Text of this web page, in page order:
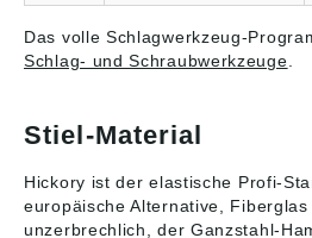
Das volle Schlagwerkzeug-
Schlag- und Schraubwerkzeuge
Stiel-Material
Hickory ist der elastische Profi-
europäische Alternative,
unzerbrechlich, der Ganzstahl-